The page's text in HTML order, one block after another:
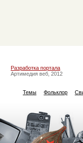
Разработка портала
Артимедия веб, 2012
Темы Фольклор